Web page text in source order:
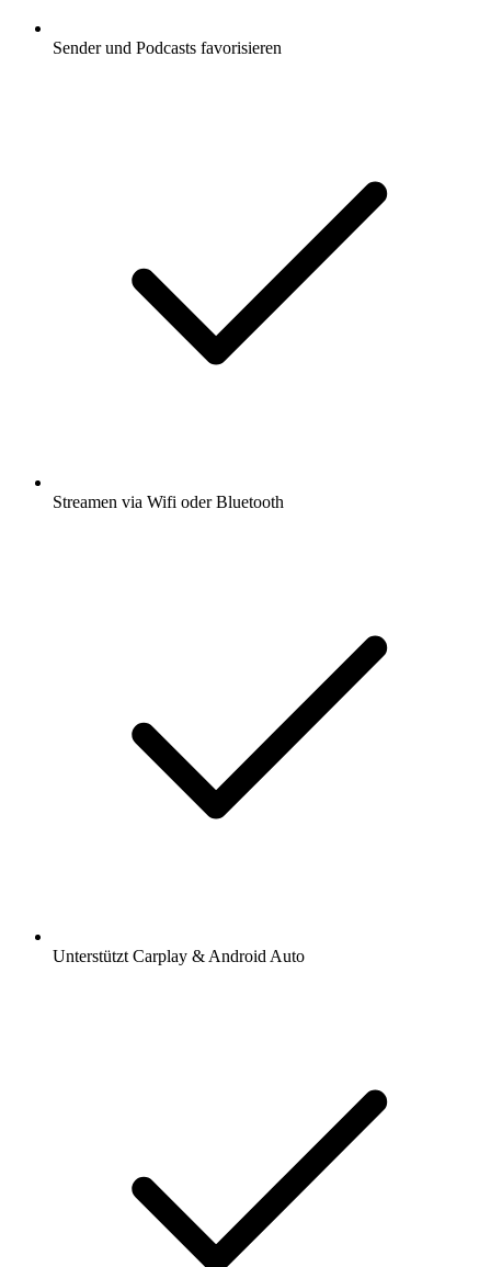
Sender und Podcasts favorisieren
Streamen via Wifi oder Bluetooth
Unterstützt Carplay & Android Auto